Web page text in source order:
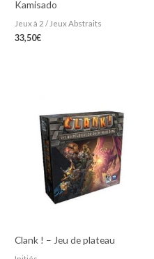
Kamisado
Jeux à 2 / Jeux Abstraits
33,50€
Clank ! – Jeu de plateau